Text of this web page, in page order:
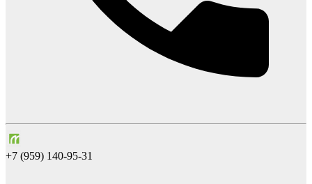
+7 (959) 140-95-31